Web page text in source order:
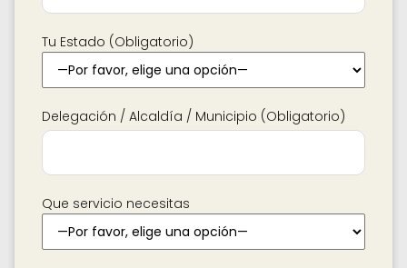
Tu Estado (Obligatorio)
Delegación / Alcaldía / Municipio (Obligatorio)
Que servicio necesitas